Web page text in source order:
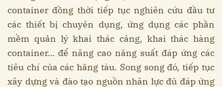
container đồng thời tiếp tục nghiên cứu đầu tư
các thiết bị chuyên dụng, ứng dụng các phần
mềm quản lý khai thác cảng, khai thác hàng
container… để nâng cao năng suất đáp ứng các
tiêu chí của các hãng tàu. Song song đó, tiếp tục
xây dựng và đào tạo nguồn nhân lực đủ đáp ứng